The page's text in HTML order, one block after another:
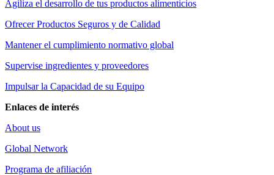
Agiliza el desarrollo de tus productos alimenticios
Ofrecer Productos Seguros y de Calidad
Mantener el cumplimiento normativo global
Supervise ingredientes y proveedores
Impulsar la Capacidad de su Equipo
Enlaces de interés
About us
Global Network
Programa de afiliación